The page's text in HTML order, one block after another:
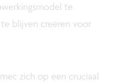
te
blijven creëren voor
zich op een cruciaal